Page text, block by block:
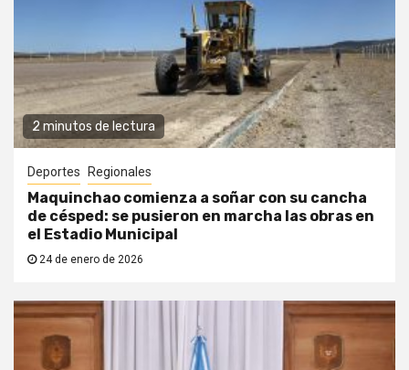
2 minutos de lectura
Deportes Regionales
Maquinchao comienza a soñar con su cancha
de césped: se pusieron en marcha las obras en
el Estadio Municipal
24 de enero de 2026